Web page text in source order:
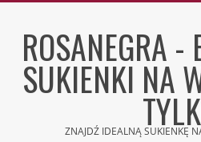
contentROSANEGRA -
SUKIENKI NA
ZNAJDŹ IDEALNĄ SUKIENKĘ